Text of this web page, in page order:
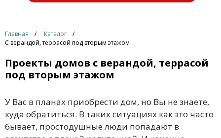
Главная
Каталог
С верандой, террасой под вторым этажом
Проекты домов с верандой, террасой
под вторым этажом
У Вас в планах приобрести дом, но Вы не знаете,
куда обратиться. В таких ситуациях как это часто
бывает, простодушные люди попадают в